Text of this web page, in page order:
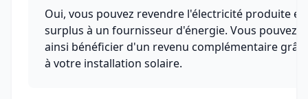
Oui, vous pouvez revendre l'électricité produite en
surplus à un fournisseur d'énergie. Vous pouvez
ainsi bénéficier d'un revenu complémentaire
à votre installation solaire.